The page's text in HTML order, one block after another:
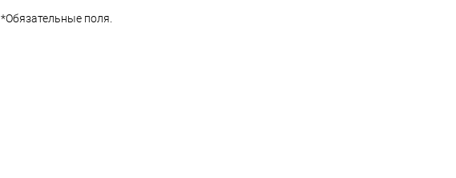
*Обязательные поля.